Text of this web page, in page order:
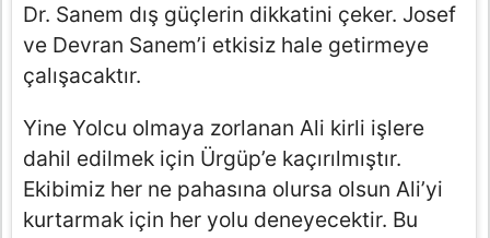
Dr. Sanem dış güçlerin dikkatini çeker. Josef
ve Devran Sanem’i etkisiz hale getirmeye
çalışacaktır.
Yine Yolcu olmaya zorlanan Ali kirli işlere
dahil edilmek için Ürgüp’e kaçırılmıştır.
Ekibimiz her ne pahasına olursa olsun Ali’yi
kurtarmak için her yolu deneyecektir. Bu